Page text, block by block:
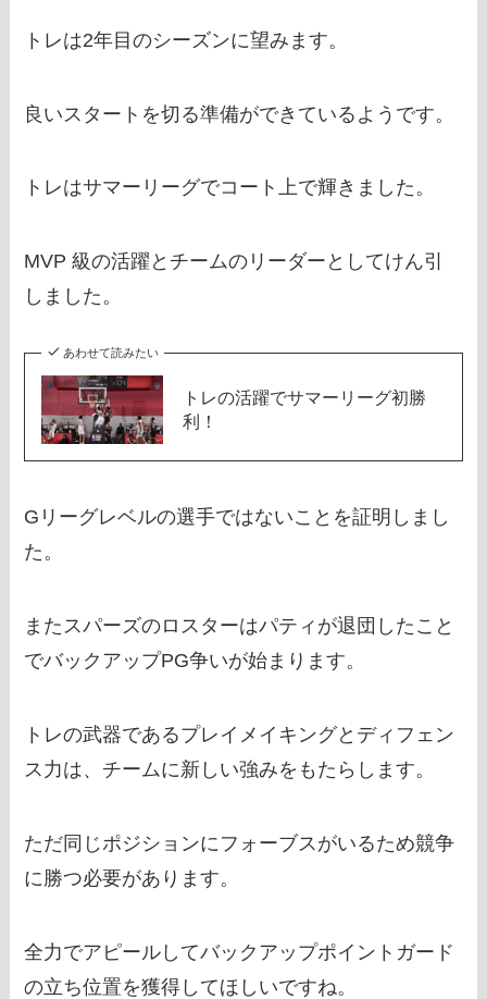
トレは2年目のシーズンに望みます。
良いスタートを切る準備ができているようです。
トレはサマーリーグでコート上で輝きました。
MVP 級の活躍とチームのリーダーとしてけん引
しました。
あわせて読みたい
トレの活躍でサマーリーグ初勝
利！
Gリーグレベルの選手ではないことを証明しまし
た。
またスパーズのロスターはパティが退団したこと
でバックアップPG争いが始まります。
トレの武器であるプレイメイキングとディフェン
ス力は、チームに新しい強みをもたらします。
ただ同じポジションにフォーブスがいるため競争
に勝つ必要があります。
全力でアピールしてバックアップポイントガード
の立ち位置を獲得してほしいですね。